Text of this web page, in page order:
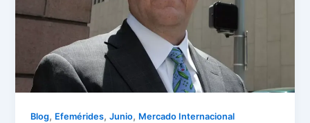
Blog, Efemérides,Junio, Mercado Internacional